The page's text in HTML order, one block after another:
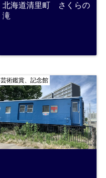
北海道清里町 さくらの
滝
芸術鑑賞、記念館